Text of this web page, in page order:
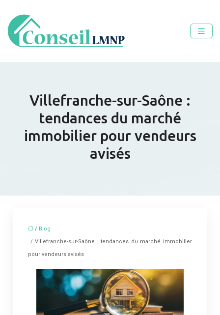
Villefranche-sur-Saône :
tendances du marché
immobilier pour vendeurs
avisés
/ Blog
/ Villefranche-sur-Saône : tendances du marché immobilier
pour vendeurs avisés